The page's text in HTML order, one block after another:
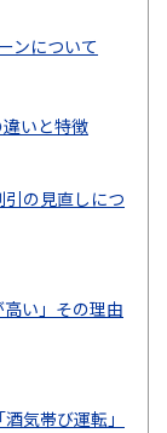
ンについて
いと特徴
の見直しにつ
い」その理由
気帯び運転」